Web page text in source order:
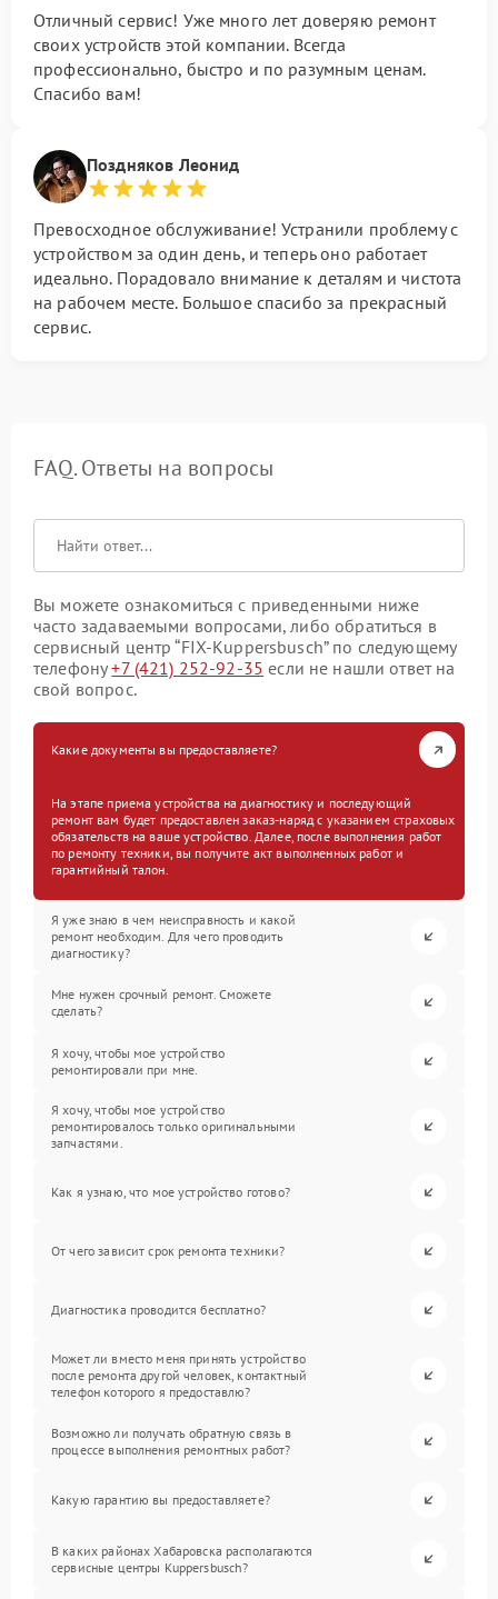
Отличный сервис! Уже много лет доверяю ремонт
своих устройств этой компании. Всегда
профессионально, быстро и по разумным ценам.
Спасибо вам!
Поздняков Леонид
Превосходное обслуживание! Устранили проблему с
устройством за один день, и теперь оно работает
идеально. Порадовало внимание к деталям и чистота
на рабочем месте. Большое спасибо за прекрасный
сервис.
FAQ. Ответы на вопросы
Вы можете ознакомиться с приведенными ниже
часто задаваемыми вопросами, либо обратиться в
сервисный центр “FIX-Kuppersbusch” по следующему
телефону+7 (421) 252-92-35 если не нашли ответ на
свой вопрос.
Какие документы вы предоставляете?
На этапе приема устройства на диагностику и последующий
ремонт вам будет предоставлен заказ-наряд с указанием страховых
обязательств на ваше устройство. Далее, после выполнения работ
по ремонту техники, вы получите акт выполненных работ и
гарантийный талон.
Я уже знаю в чем неисправность и какой
ремонт необходим. Для чего проводить
диагностику?
Мне нужен срочный ремонт. Сможете
сделать?
Я хочу, чтобы мое устройство
ремонтировали при мне.
Я хочу, чтобы мое устройство
ремонтировалось только оригинальными
запчастями.
Как я узнаю, что мое устройство готово?
От чего зависит срок ремонта техники?
Диагностика проводится бесплатно?
Может ли вместо меня принять устройство
после ремонта другой человек, контактный
телефон которого я предоставлю?
Возможно ли получать обратную связь в
процессе выполнения ремонтных работ?
Какую гарантию вы предоставляете?
В каких районах Хабаровска располагаются
сервисные центры Kuppersbusch?